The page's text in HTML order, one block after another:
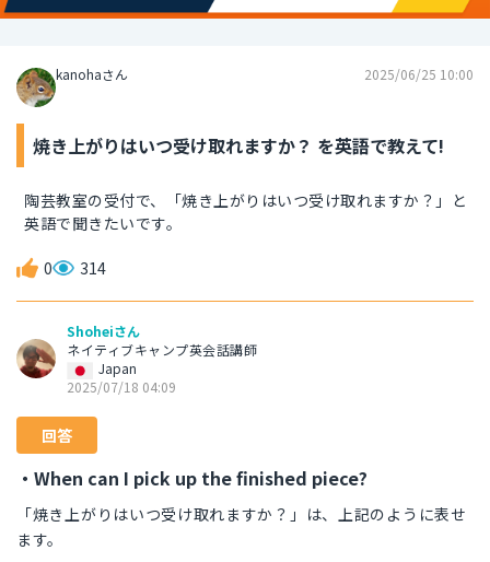
kanohaさん 2025/06/25 10:00
焼き上がりはいつ受け取れますか？ を英語で教えて!
陶芸教室の受付で、「焼き上がりはいつ受け取れますか？」と
英語で聞きたいです。
0 314
Shoheiさん
ネイティブキャンプ英会話講師
Japan
2025/07/18 04:09
回答
・When can I pick up the finished piece?
「焼き上がりはいつ受け取れますか？」は、上記のように表せ
ます。